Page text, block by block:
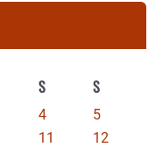
S S
4
5
11
12